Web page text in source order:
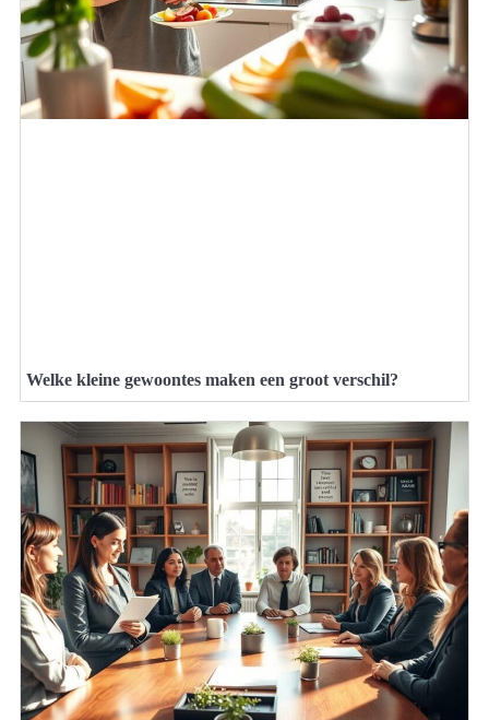
Welke kleine gewoontes maken een groot verschil?